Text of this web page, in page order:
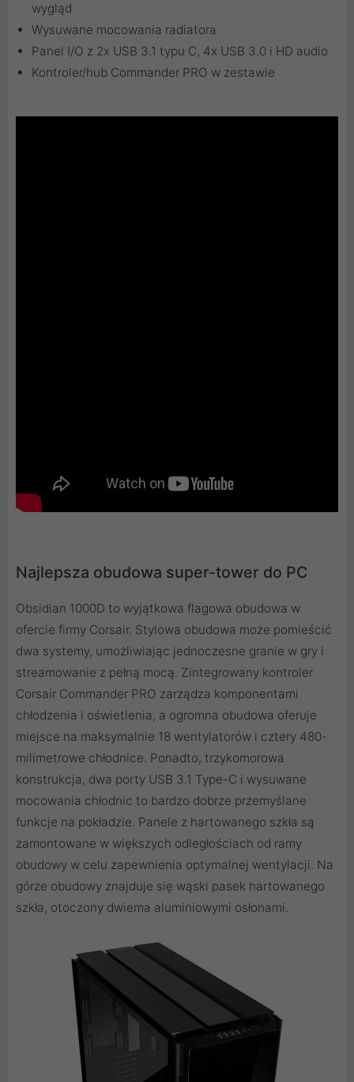
wygląd
Wysuwane mocowania radiatora
Panel I/O z 2x USB 3.1 typu C, 4x USB 3.0 i HD audio
Kontroler/hub Commander PRO w zestawie
Najlepsza obudowa super-tower do PC
Obsidian 1000D to wyjątkowa flagowa obudowa w
ofercie firmy Corsair. Stylowa obudowa może pomieścić
dwa systemy, umożliwiając jednoczesne granie w gry i
streamowanie z pełną mocą. Zintegrowany kontroler
Corsair Commander PRO zarządza komponentami
chłodzenia i oświetlenia, a ogromna obudowa oferuje
miejsce na maksymalnie 18 wentylatorów i cztery 480-
milimetrowe chłodnice. Ponadto, trzykomorowa
konstrukcja, dwa porty USB 3.1 Type-C i wysuwane
mocowania chłodnic to bardzo dobrze przemyślane
funkcje na pokładzie. Panele z hartowanego szkła są
zamontowane w większych odległościach od ramy
obudowy w celu zapewnienia optymalnej wentylacji. Na
górze obudowy znajduje się wąski pasek hartowanego
szkła, otoczony dwiema aluminiowymi osłonami.